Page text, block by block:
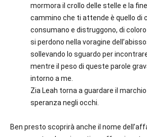
mormora il crollo delle stelle e la fine
cammino che ti attende è quello di
consumano e distruggono, di
si perdono nella voragine
sollevando lo sguardo per
mentre il peso di queste parole
intorno a me.
Zia Leah torna a guardare il
speranza negli occhi.
Ben presto scoprirà anche il nome